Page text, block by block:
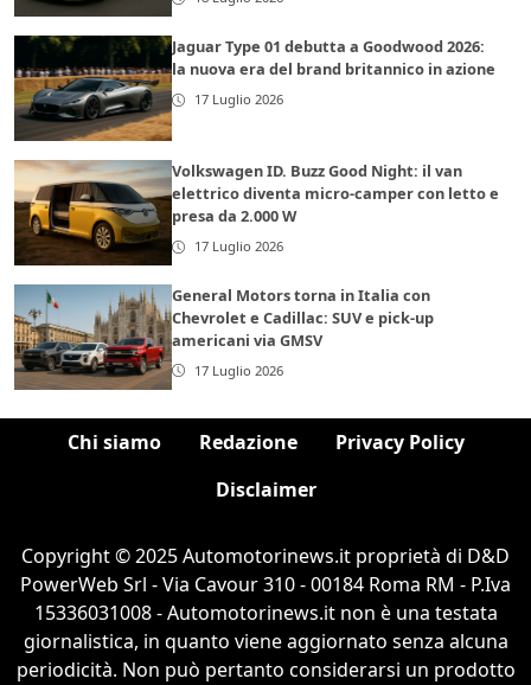
Jaguar Type 01 debutta a Goodwood 2026:
la nuova era del brand britannico in azione
17 Luglio 2026
Volkswagen ID. Buzz Good Night: il van
elettrico diventa micro-camper con letto e
presa da 2.000 W
17 Luglio 2026
General Motors torna in Italia con
Chevrolet e Cadillac: SUV e pick-up
americani via GMSV
17 Luglio 2026
Chi siamo Redazione
Privacy Policy
Disclaimer
Copyright © 2025 Automotorinews.it proprietà di D&D
PowerWeb Srl - Via Cavour 310 - 00184 Roma RM - P.Iva
15336031008 - Automotorinews.it non è una testata
giornalistica, in quanto viene aggiornato senza alcuna
periodicità. Non può pertanto considerarsi un prodotto